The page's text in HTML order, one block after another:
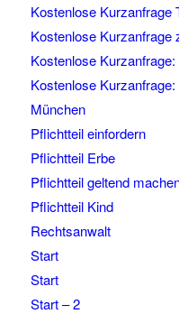
Kostenlose Kurzanfrage
Kostenlose Kurzanfrage
Kostenlose
Kostenlose
München
Pflichtteil einfordern
Pflichtteil Erbe
Pflichtteil geltend
Pflichtteil Kind
Rechtsanwalt
Start
Start
Start – 2